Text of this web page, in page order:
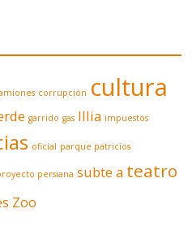
corrupción cultura
garrido gas Illia impuestos
oficial parque patricios
persiana subte a teatro
Zoo